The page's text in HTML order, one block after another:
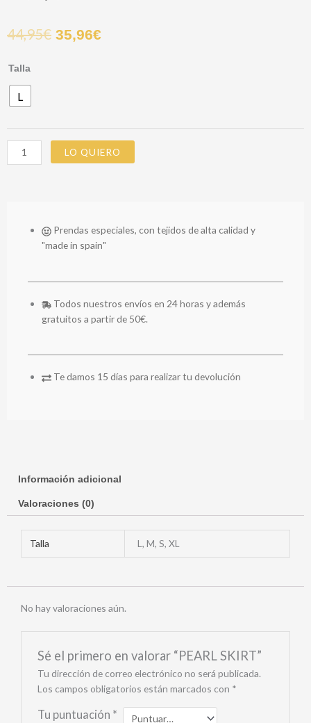
44,95€ 35,96€
Talla
L
PEARL
cantidad
LO QUIERO
Prendas especiales, con tejidos de alta calidad y
"made in spain"
Todos nuestros envíos en 24 horas y además
gratuitos a partir de 50€.
Te damos 15 días para realizar tu devolución
Información adicional
Valoraciones (0)
Talla L, M, S, XL
No hay valoraciones aún.
Sé el primero en valorar “PEARL SKIRT”
Tu dirección de correo electrónico no será publicada.
Los campos obligatorios están marcados con *
Tu puntuación *